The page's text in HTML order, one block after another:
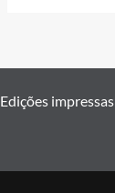
Edições impressas